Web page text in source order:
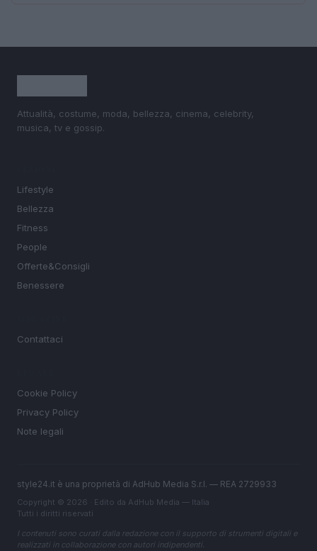
Attualità, costume, moda, bellezza, cinema, celebrity,
musica, tv e gossip.
Lifestyle
Bellezza
Fitness
People
Offerte&Consigli
Benessere
Contattaci
Cookie Policy
Privacy Policy
Note legali
style24.it è una proprietà di AdHub Media S.r.l. — REA 2729933
Copyright © 2026 · Edito da AdHub Media — Italia
Tutti i diritti riservati
I contenuti sono curati dalla redazione con il supporto di strumenti digitali e
realizzati in collaborazione con autori indipendenti.